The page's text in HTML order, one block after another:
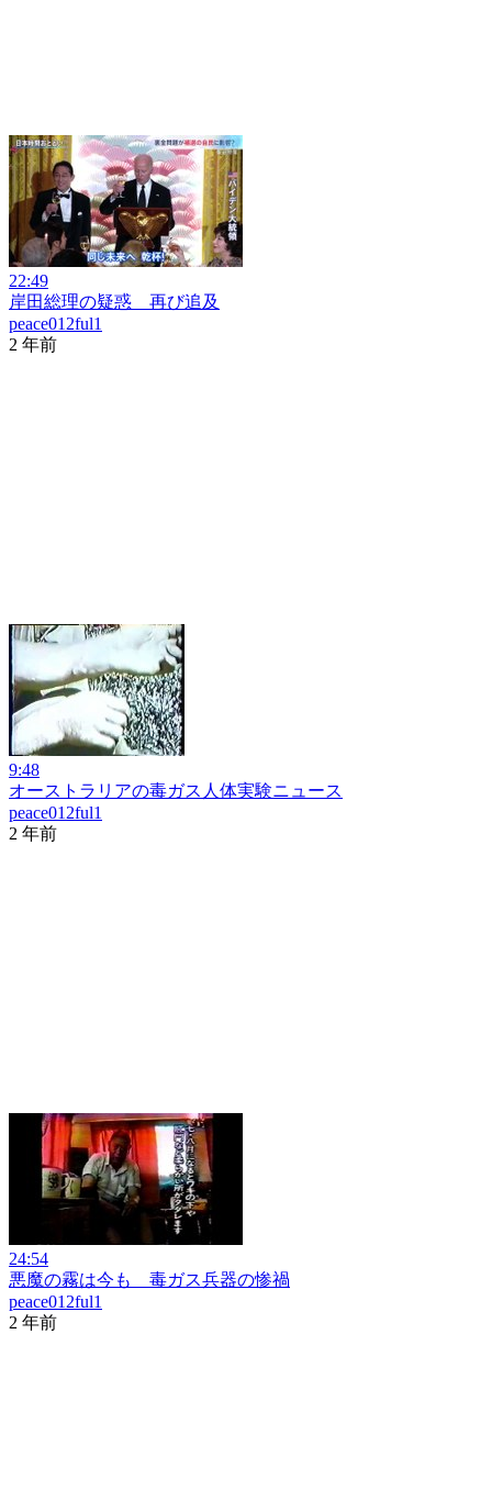
22:49
岸田総理の疑惑 再び追及
peace012ful1
2 年前
9:48
オーストラリアの毒ガス人体実験ニュース
peace012ful1
2 年前
24:54
悪魔の霧は今も 毒ガス兵器の惨禍
peace012ful1
2 年前